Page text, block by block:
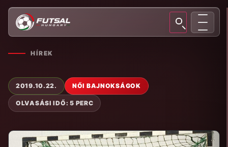
HÍREK
2019.10.22. NŐI BAJNOKSÁGOK
OLVASÁSI IDŐ: 5 PERC